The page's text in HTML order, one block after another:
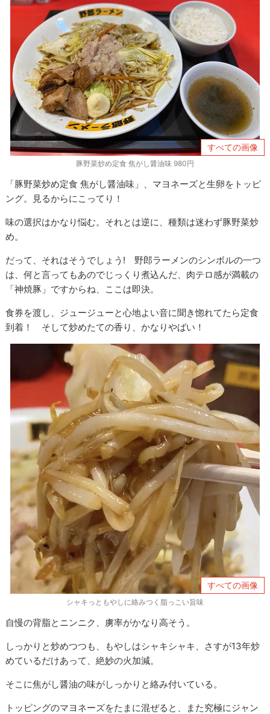
すべての画像
豚野菜炒め定食 焦がし醤油味 980円
「豚野菜炒め定食 焦がし醤油味」、マヨネーズと生卵をトッピ
ング。見るからにこってり！
味の選択はかなり悩む。それとは逆に、種類は迷わず豚野菜炒
め。
だって、それはそうでしょう! 野郎ラーメンのシンボルの一つ
は、何と言ってもあのでじっくり煮込んだ、肉テロ感が満載の
「神焼豚」ですからね、ここは即決。
食券を渡し、ジュージューと心地よい音に聞き惚れてたら定食
到着！ そして炒めたての香り、かなりやばい！
すべての画像
シャキっともやしに絡みつく脂っこい旨味
自慢の背脂とニンニク、虜率がかなり高そう。
しっかりと炒めつつも、もやしはシャキシャキ、さすが13年炒
めているだけあって、絶妙の火加減。
そこに焦がし醤油の味がしっかりと絡み付いている。
トッピングのマヨネーズをたまに混ぜると、また究極にジャン